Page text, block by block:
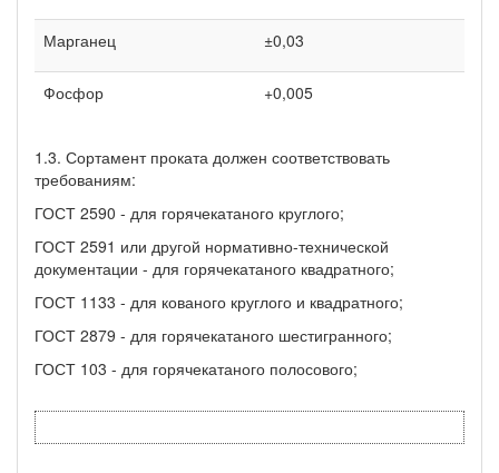
Марганец ±0,03
Фосфор +0,005
1.3. Сортамент проката должен соответствовать
требованиям:
ГОСТ 2590 - для горячекатаного круглого;
ГОСТ 2591 или другой нормативно-технической
документации - для горячекатаного квадратного;
ГОСТ 1133 - для кованого круглого и квадратного;
ГОСТ 2879 - для горячекатаного шестигранного;
ГОСТ 103 - для горячекатаного полосового;